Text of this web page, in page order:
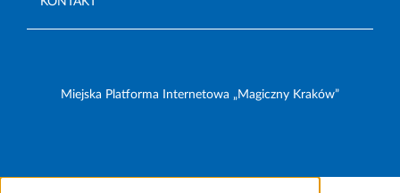
Miejska Platforma Internetowa „Magiczny Kraków”